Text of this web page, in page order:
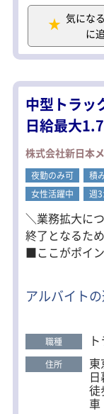
■
・
在
・
・
1
～
扱
た
体
無
気にな
に
中型トラッ
日給最大
株式会社新日本
夜勤のみ可 積
女性活躍中
週
＼業務拡大に
終了となるた
■ここがポイ
できる環境
ップも可能 ■職場環境 幅広い年代のスタッフが活躍
中。 現場同士
アルバイト
職種
住所 東
徒
車